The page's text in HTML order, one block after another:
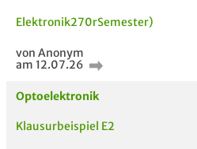
starten
Elektronik270rSemester)
von Anonym
am 12.07.26
Optoelektronik
Klausurbeispiel E2